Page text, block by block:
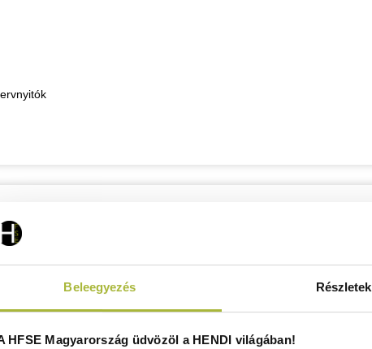
Beleegyezés Részletek
HFSE Magyarország üdvözöl a HENDI világában!